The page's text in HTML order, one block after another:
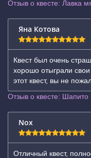
Отзыв о квесте: Лавка
Яна Котова
Квест был очень
хорошо отыграли
этот квест, вы не
Отзыв о квесте: Шапито
Nox
Отличный квест,